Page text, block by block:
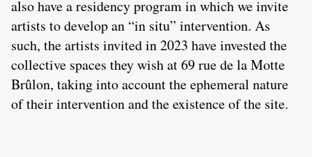
also have a residency program in which we invite
artists to develop an “in situ” intervention. As
such, the artists invited in 2023 have invested the
collective spaces they wish at 69 rue de la Motte
Brûlon, taking into account the ephemeral nature
of their intervention and the existence of the site.